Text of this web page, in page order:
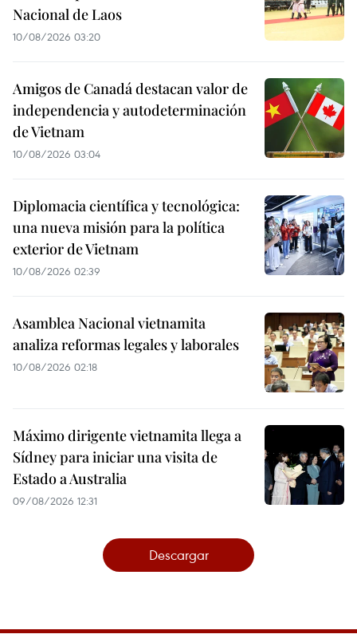
Nacional de Laos
10/08/2026 03:20
Amigos de Canadá destacan valor de
independencia y autodeterminación
de Vietnam
10/08/2026 03:04
Diplomacia científica y tecnológica:
una nueva misión para la política
exterior de Vietnam
10/08/2026 02:39
Asamblea Nacional vietnamita
analiza reformas legales y laborales
10/08/2026 02:18
Máximo dirigente vietnamita llega a
Sídney para iniciar una visita de
Estado a Australia
09/08/2026 12:31
Descargar